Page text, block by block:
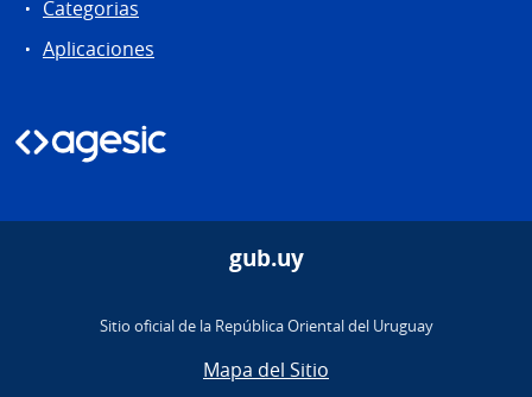
Categorias
Aplicaciones
gub.uy
Sitio oficial de la República Oriental del Uruguay
Mapa del Sitio